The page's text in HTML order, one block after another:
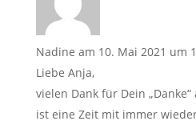
Nadine am 10. Mai 2021 um
Liebe Anja,
vielen Dank für Dein
ist eine Zeit mit immer